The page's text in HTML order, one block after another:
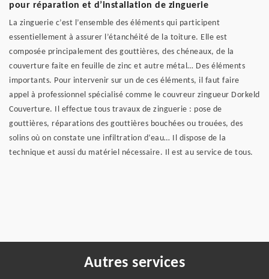
pour réparation et d’installation de zinguerie
La zinguerie c’est l’ensemble des éléments qui participent
essentiellement à assurer l’étanchéité de la toiture. Elle est
composée principalement des gouttières, des chéneaux, de la
couverture faite en feuille de zinc et autre métal… Des éléments
importants. Pour intervenir sur un de ces éléments, il faut faire
appel à professionnel spécialisé comme le couvreur zingueur Dorkeld
Couverture. Il effectue tous travaux de zinguerie : pose de
gouttières, réparations des gouttières bouchées ou trouées, des
solins où on constate une infiltration d’eau… Il dispose de la
technique et aussi du matériel nécessaire. Il est au service de tous.
Autres services